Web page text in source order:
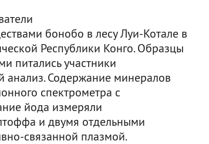
бонобо в лесу Луи-Котале в
Республики Конго. Образцы
питались участники
анализ. Содержание минералов
спектрометра с
йода измеряли
и двумя отдельными
связанной плазмой.